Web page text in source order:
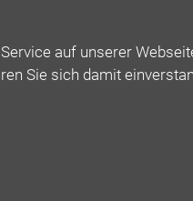
auf unserer
Sie sich damit